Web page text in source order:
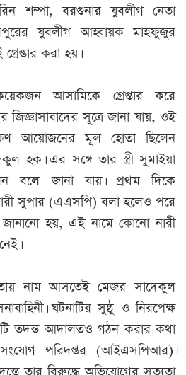
শম্পা, বরগুনার যুবলীগ নেতা
যুবলীগ আহ্বায়ক মাহফুজুর
করা হয়।
আসামিকে গ্রেপ্তার করে
জিজ্ঞাসাবাদের সূত্রে জানা যায়, ওই
আয়োজনের মূল হোতা ছিলেন
হক। এর সঙ্গে তার স্ত্রী সুমাইয়া
বলে জানা যায়। প্রথম দিকে
সুপার (এএসপি) বলা হলেও পরে
হয়, এই নামে কোনো নারী
নাম আসতেই মেজর সাদেকুল
ঘটনাটির সুষ্ঠু ও নিরপেক্ষ
তদন্ত আদালতও গঠন করার কথা
পরিদপ্তর (আইএসপিআর)।